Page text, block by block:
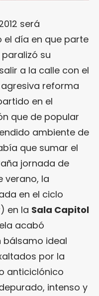
será
día en que parte
su
a la calle con el
reforma
en el
que de popular
ambiente de
que sumar el
jornada de
verano, la
en el ciclo
) en la Sala Capitol
acabó
ideal
por la
anticiclónico
intenso y